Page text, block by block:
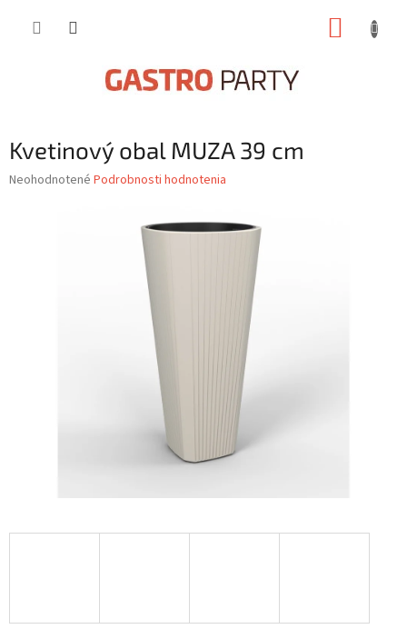
Kvetinový obal MUZA 39 cm
Priemerné
Neohodnotené Podrobnosti hodnotenia